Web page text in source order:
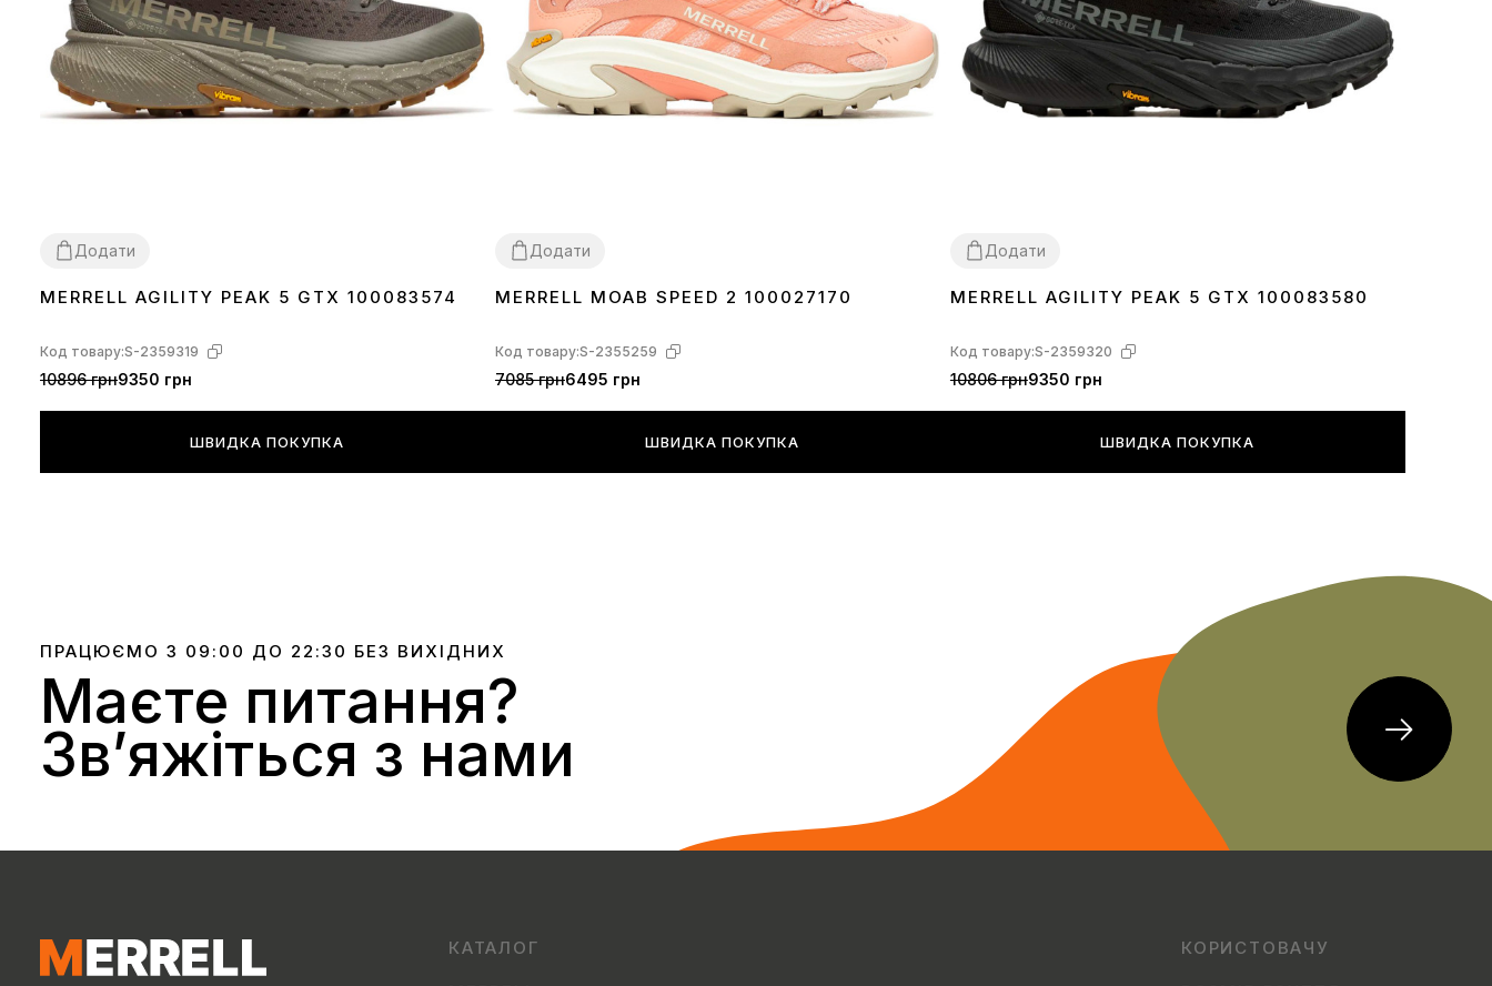
Додати
4447
MERRELL AGILITY PEAK 5 GTX 100083574
Код товару:S-2359319
10896 грн9350 грн
ШВИДКА ПОКУПКА
Додати
40
MERRELL MOAB SPEED 2 100027170
Код товару:S-2355259
7085 грн6495 грн
ШВИДКА ПОКУПКА
Додати
41
MERRELL AGILITY PEAK 5 GTX 100083580
Код товару:S-2359320
10806 грн9350 грн
ШВИДКА ПОКУПКА
ПРАЦЮЄМО З 09:00 ДО 22:30 БЕЗ ВИХІДНИХ
Маєте питання?
Звʼяжіться з нами
КАТАЛОГ КОРИСТОВАЧУ